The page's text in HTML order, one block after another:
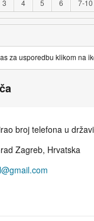
3 4 5 6 7-10
za usporedbu klikom na
broj telefona u
Zagreb, Hrvatska